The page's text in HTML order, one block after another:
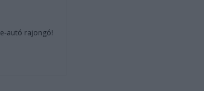
autó rajongó!